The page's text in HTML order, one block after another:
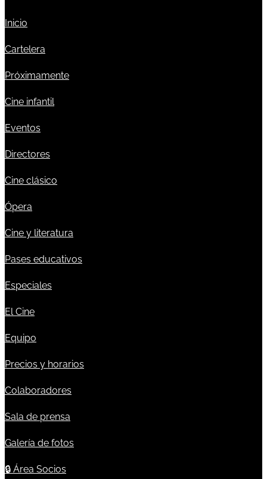
Inicio
Cartelera
Próximamente
Cine infantil
Eventos
Directores
Cine clásico
Ópera
Cine y literatura
Pases educativos
Especiales
El Cine
Equipo
Precios y horarios
Colaboradores
Sala de prensa
Galería de fotos
🔒 Área Socios